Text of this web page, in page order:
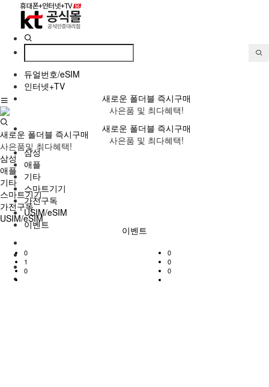
듀얼번호/eSIM
인터넷+TV
새로운 폴더블 즉시구매
사은품 및 최다혜택!
새로운 폴더블 즉시구매
사은품 및 최다혜택!
삼성
애플
기타
스마트기기
가전구독
USIM/eSIM
이벤트
새로운 폴더블 즉시구매
사은품및 최다혜택!
삼성
애플
기타
스마트기기
가전구독
USIM/eSIM
이벤트
0
1
0
0
0
0